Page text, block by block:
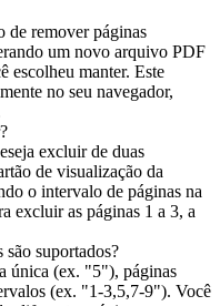
de remover páginas
um novo arquivo PDF
escolheu manter. Este
no seu navegador,
excluir de duas
de visualização da
o intervalo de páginas na
excluir as páginas 1 a 3, a
suportados?
única (ex. "5"), páginas
(ex. "1-3,5,7-9"). Você